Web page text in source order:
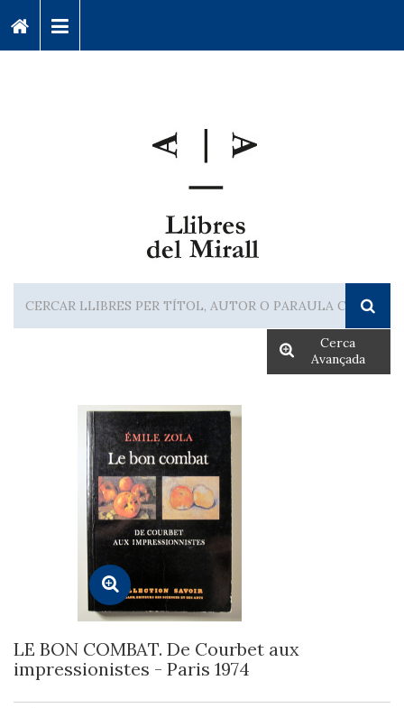
Cerca
Avançada
LE BON COMBAT. De Courbet aux
impressionistes - Paris 1974